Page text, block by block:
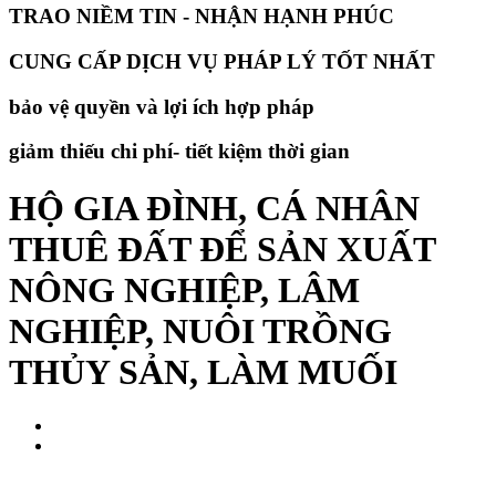
TRAO NIỀM TIN - NHẬN HẠNH PHÚC
CUNG CẤP DỊCH VỤ PHÁP LÝ TỐT NHẤT
bảo vệ quyền và lợi ích hợp pháp
giảm thiếu chi phí- tiết kiệm thời gian
HỘ GIA ĐÌNH, CÁ NHÂN
THUÊ ĐẤT ĐỂ SẢN XUẤT
NÔNG NGHIỆP, LÂM
NGHIỆP, NUÔI TRỒNG
THỦY SẢN, LÀM MUỐI